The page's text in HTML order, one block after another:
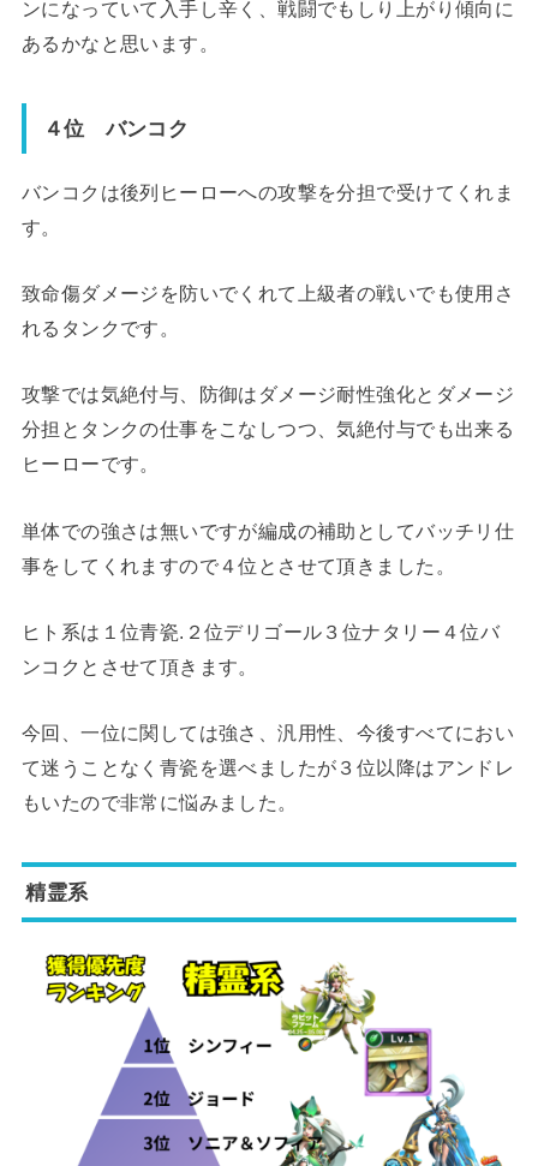
ンになっていて入手し辛く、戦闘でもしり上がり傾向に
あるかなと思います。
４位 バンコク
バンコクは後列ヒーローへの攻撃を分担で受けてくれま
す。
致命傷ダメージを防いでくれて上級者の戦いでも使用さ
れるタンクです。
攻撃では気絶付与、防御はダメージ耐性強化とダメージ
分担とタンクの仕事をこなしつつ、気絶付与でも出来る
ヒーローです。
単体での強さは無いですが編成の補助としてバッチリ仕
事をしてくれますので４位とさせて頂きました。
ヒト系は１位青瓷.２位デリゴール３位ナタリー４位バ
ンコクとさせて頂きます。
今回、一位に関しては強さ、汎用性、今後すべてにおい
て迷うことなく青瓷を選べましたが３位以降はアンドレ
もいたので非常に悩みました。
精霊系